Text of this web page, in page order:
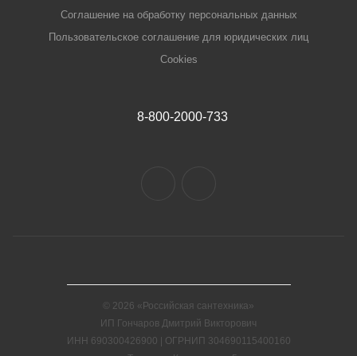
Соглашение на обработку персональных данных
Пользовательское соглашение для юридических лиц
Cookies
8-800-2000-733
© 2026 «Российская сантехника»
ИП Гончаров Дмитрий Викторович
ИНН 690300426900 | ОГРНИП 304690115400160